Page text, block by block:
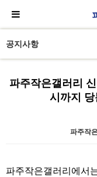
공지사항
파주작은갤러리
시까지 당
파주작
파주작은갤러리에서